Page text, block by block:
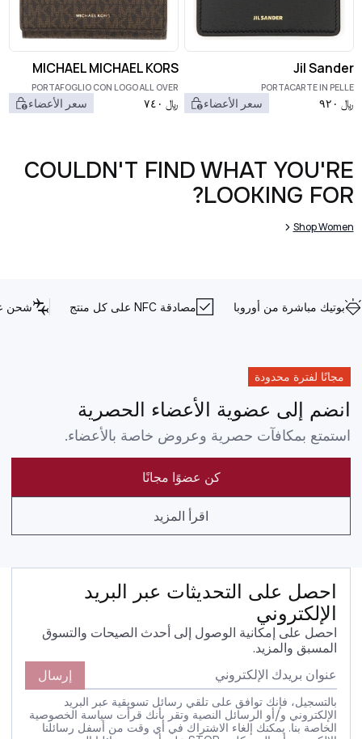
Jil Sander
PORTACARTE IN PELLE
﷼ ٩٢٠ سعر الأعضاء
MICHAEL MICHAEL KORS
PORTAFOGLIO CON LOGO ALL OVER
﷼ ٧٤٠ سعر الأعضاء
COULDN'T FIND WHAT YOU'RE
LOOKING FOR?
Shop Women
بوتيك مباشرة من أوروبا مصادقة NFC على كل منتج شحن
مجانًا لفترة محدودة
انضم إلى عضوية الأعضاء الحصرية
استمتع بمكافآت حصرية وعروض خاصة بالأعضاء.
كن عضوًا مجانًا
اقرأ المزيد
احصل على التحديثات عبر البريد
الإلكتروني
احصل على إمكانية الوصول إلى أحدث الصيحات والتسوق
المسبق والمزيد.
إرسال
بالتسجيل، فإنك توافق على تلقي رسائل تسويقية عبر البريد
الإلكتروني و/أو الرسائل النصية وتقر بأنك قرأت سياسة الخصوصية
الخاصة بنا. يمكنك إلغاء الاشتراك في أي وقت من أسفل رسائلنا